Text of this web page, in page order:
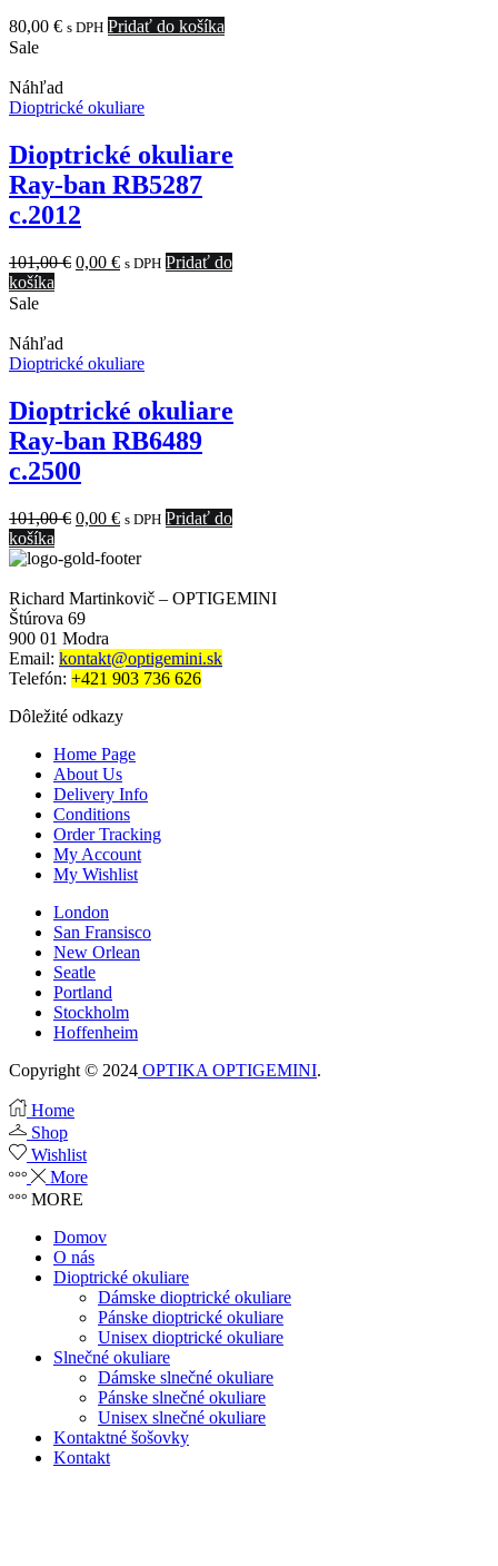
80,00 € s DPH Pridať do košíka
Sale
Náhľad
Dioptrické okuliare
Dioptrické okuliare
Ray-ban RB5287
c.2012
101,00€ Original
0,00 €Current
s DPH Pridať do
košíka
Sale
Náhľad
Dioptrické okuliare
Dioptrické okuliare
Ray-ban RB6489
c.2500
101,00€ Original
was:
0,00 €Current
is:
s DPH Pridať do
košíka
Richard Martinkovič – OPTIGEMINI
Štúrova 69
900 01 Modra
Email: kontakt@optigemini.sk
Telefón: +421 903 736 626
Dôležité odkazy
Home Page
About Us
Delivery Info
Conditions
Order Tracking
My Account
My Wishlist
London
San Fransisco
New Orlean
Seatle
Portland
Stockholm
Hoffenheim
Copyright © 2024 OPTIKA OPTIGEMINI.
Home
Shop
Wishlist
More
MORE
Domov
O nás
Dioptrické okuliare
Dámske dioptrické okuliare
Pánske dioptrické okuliare
Unisex dioptrické okuliare
Slnečné okuliare
Dámske slnečné okuliare
Pánske slnečné okuliare
Unisex slnečné okuliare
Kontaktné šošovky
Kontakt